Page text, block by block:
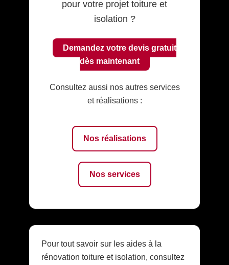
pour votre projet toiture et
isolation ?
Demandez votre devis gratuit
dès maintenant
Consultez aussi nos autres services
et réalisations :
Nos réalisations
Nos services
Pour tout savoir sur les aides à la
rénovation toiture et isolation, consultez